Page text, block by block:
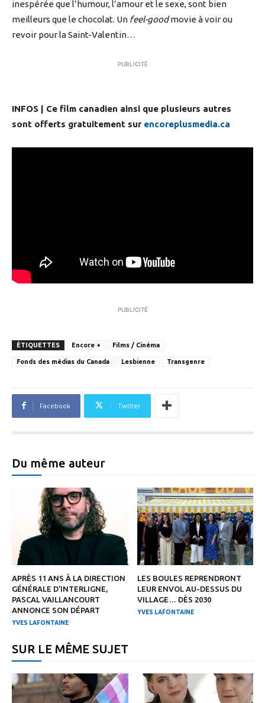
inespérée que l’humour, l’amour et le sexe, sont bien
meilleurs que le chocolat. Un feel-goodmovie à voir ou
revoir pour la Saint-Valentin…
PUBLICITÉ
INFOS | Ce film canadien ainsi que plusieurs autres
sont offerts gratuitement sur encoreplusmedia.ca
PUBLICITÉ
ÉTIQUETTES Encore + Films / Cinéma
Fonds des médias du Canada Lesbienne Transgenre
Facebook Twitter
Du même auteur
APRÈS 11 ANS À LA DIRECTION
GÉNÉRALE D’INTERLIGNE,
PASCAL VAILLANCOURT
ANNONCE SON DÉPART
YVES LAFONTAINE
LES BOULES REPRENDRONT
LEUR ENVOL AU-DESSUS DU
VILLAGE… DÈS 2030
YVES LAFONTAINE
SUR LE MÊME SUJET